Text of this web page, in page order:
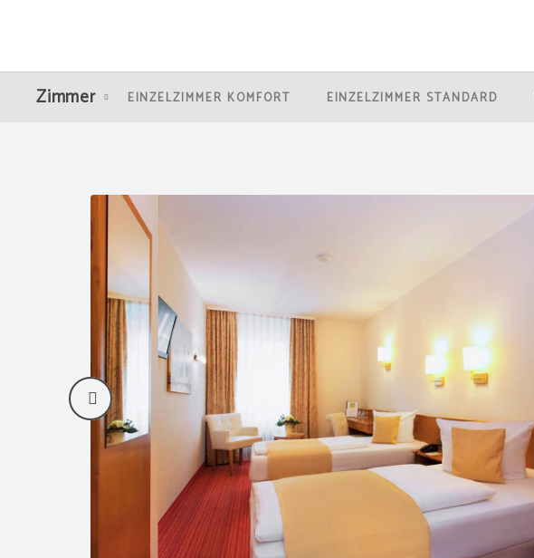
Dreibettzimmer auf das The Domicil Hotel in Frankfurt Am Main. Offizielle Website.
Zimmer EINZELZIMMER KOMFORT EINZELZIMMER STANDARD